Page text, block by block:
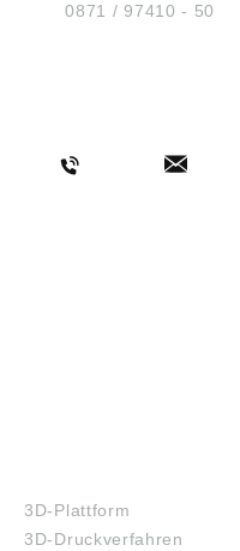
Tel.:0871 / 97410 - 50
3D-Plattform
3D-Druckverfahren